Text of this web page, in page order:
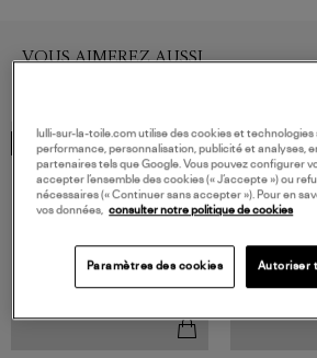
VOUS AIMEREZ AUSSI
MADE IN EUROPE MADE IN
lulli-sur-la-toile.com utilise des cookies et technologies
performance, personnalisation, publicité et analyses,
partenaires tels que Google. Vous pouvez configurer
accepter l’ensemble des cookies (« J’accepte ») ou
nécessaires (« Continuer sans accepter »). Pour en
vos données, consulter notre politique de cookies
Paramètres des cookies Autoriser